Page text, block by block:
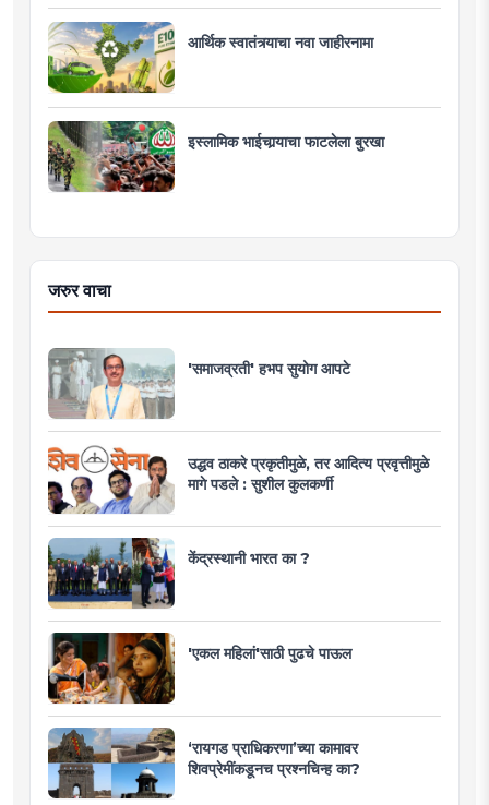
आर्थिक स्वातंत्र्याचा नवा जाहीरनामा
इस्लामिक भाईचार्‍याचा फाटलेला बुरखा
जरुर वाचा
'समाजव्रती' हभप सुयोग आपटे
उद्धव ठाकरे प्रकृतीमुळे, तर आदित्य प्रवृत्तीमुळे
मागे पडले : सुशील कुलकर्णी
केंद्रस्थानी भारत का ?
'एकल महिलां'साठी पुढचे पाऊल
‘रायगड प्राधिकरणा’च्या कामावर
शिवप्रेमींकडूनच प्रश्नचिन्ह का?